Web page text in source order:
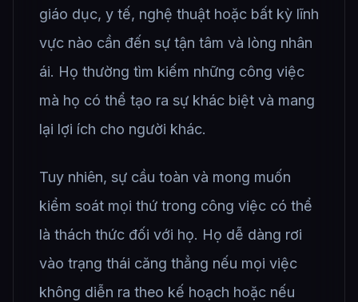
giáo dục, y tế, nghệ thuật hoặc bất kỳ lĩnh
vực nào cần đến sự tận tâm và lòng nhân
ái. Họ thường tìm kiếm những công việc
mà họ có thể tạo ra sự khác biệt và mang
lại lợi ích cho người khác.
Tuy nhiên, sự cầu toàn và mong muốn
kiểm soát mọi thứ trong công việc có thể
là thách thức đối với họ. Họ dễ dàng rơi
vào trạng thái căng thẳng nếu mọi việc
không diễn ra theo kế hoạch hoặc nếu